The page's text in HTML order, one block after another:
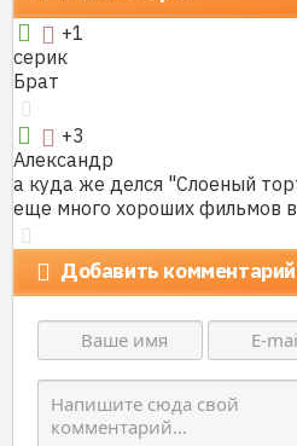
+1
cерик
Брат
+3
Александр
а куда же делся "Слоеный
еще много хороших фильмов
Добавить комментарий